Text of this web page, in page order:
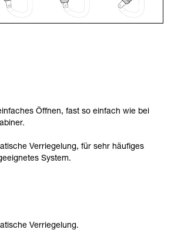
Öffnen, fast so einfach wie bei
Verriegelung, für sehr häufiges
System.
Verriegelung.